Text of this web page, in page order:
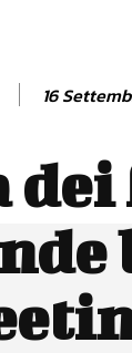
16